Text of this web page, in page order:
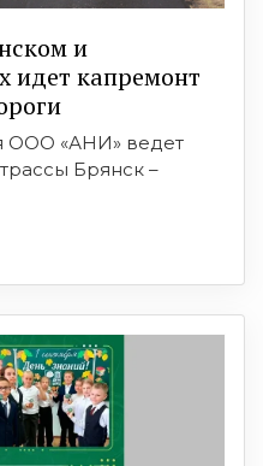
и
идет капремонт
ООО «АНИ» ведет
Брянск –